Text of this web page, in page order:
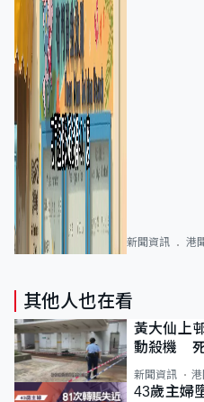
新聞資訊 港
其他人也在看
黃大仙上
動殺機 死
斃
新聞資訊 港
43歲主婦